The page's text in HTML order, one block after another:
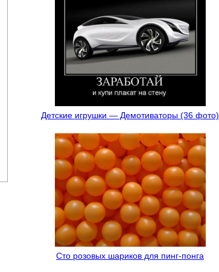
Детские игрушки — Демотиваторы (36 фото)
Сто розовых шариков для пинг-понга